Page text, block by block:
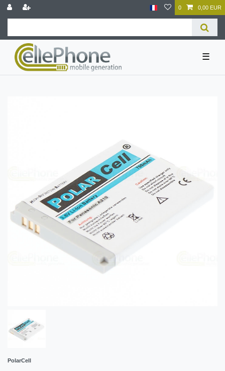
0 0,00 EUR
☰
PolarCell